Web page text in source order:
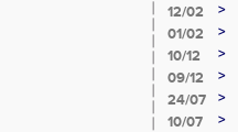
12/02
>
01/02 >
10/12
>
09/12 >
24/07 >
10/07
>